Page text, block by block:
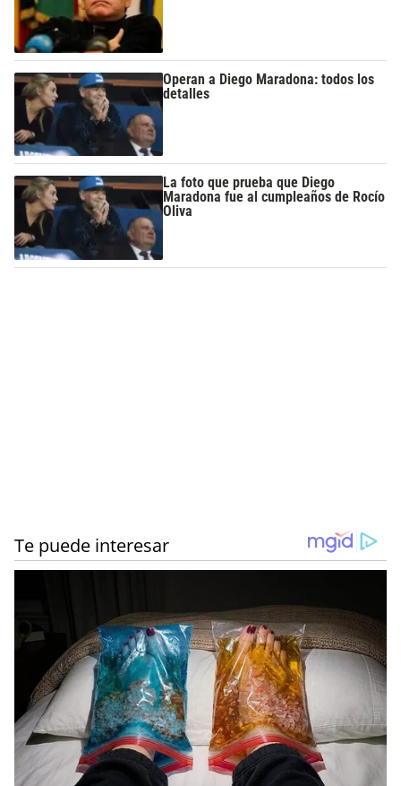
Operan a Diego Maradona: todos los
detalles
La foto que prueba que Diego
Maradona fue al cumpleaños de Rocío
Oliva